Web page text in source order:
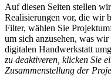
Auf diesen Seiten stellen
Realisierungen vor, die wir
Filter, wählen Sie
um sich anzusehen, was
digitalen Handwerkstatt
zu deaktiveren, klicken Sie
Zusammenstellung der